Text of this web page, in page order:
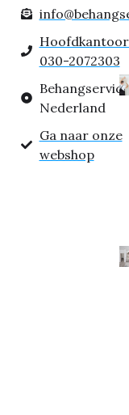
030-2072303
Behangservice
Nederland
Ga naar onze
webshop